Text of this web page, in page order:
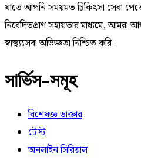
যাতে আপনি সময়মত চিকিৎসা সেবা
নিবেদিতপ্রাণ সহায়তার মাধ্যমে,
স্বাস্থ্যসেবা অভিজ্ঞতা নিশ্চিত করি।
সার্ভিস-সমূহ
বিশেষজ্ঞ ডাক্তার
টেস্ট
অনলাইন সিরিয়াল